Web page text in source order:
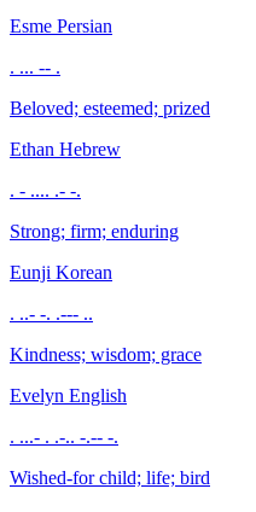
Esme Persian
. ... -- .
Beloved; esteemed; prized
Ethan Hebrew
. - .... .- -.
Strong; firm; enduring
Eunji Korean
. ..- -. .--- ..
Kindness; wisdom; grace
Evelyn English
. ...- . .-.. -.-- -.
Wished-for child; life; bird